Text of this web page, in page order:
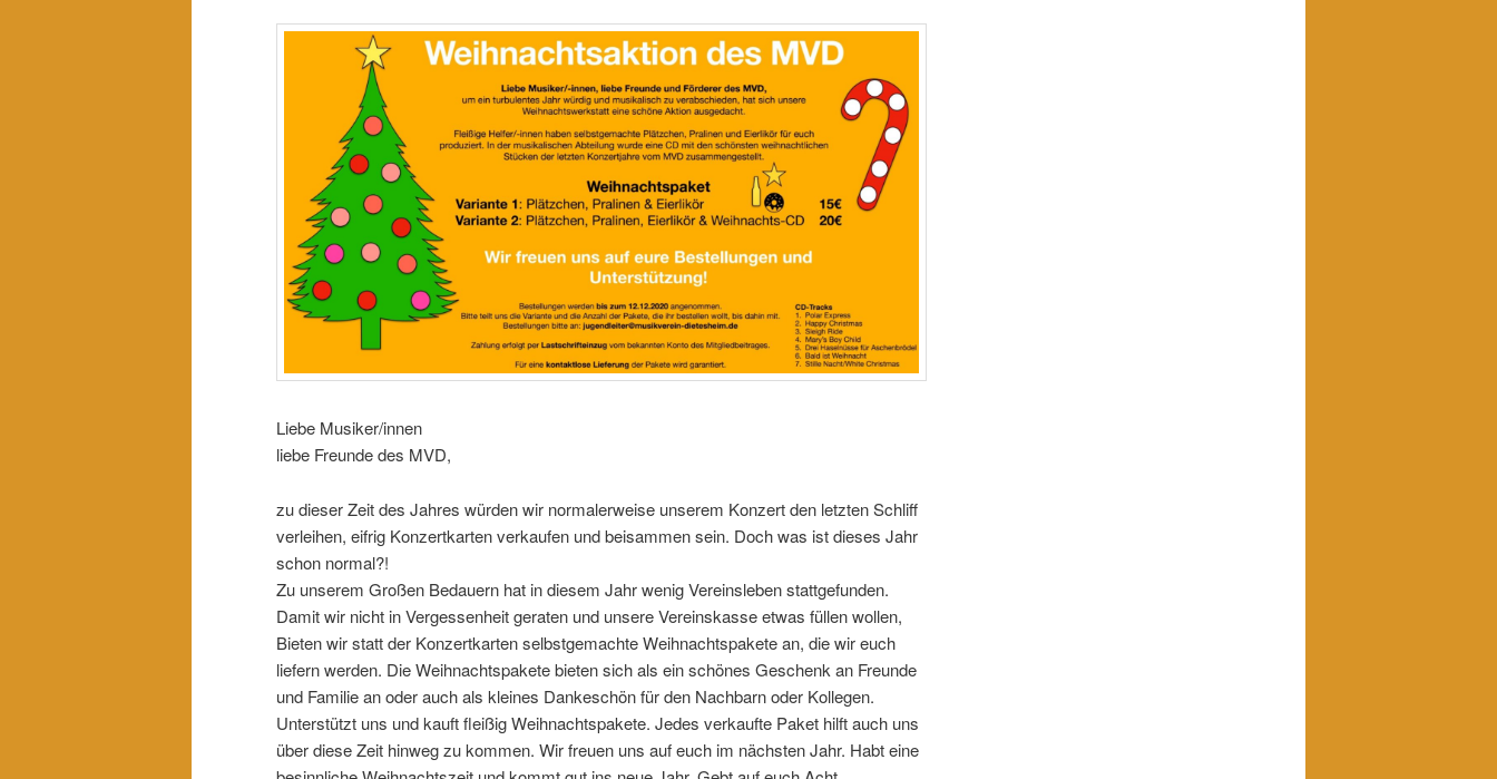
Liebe Musiker/innen
liebe Freunde des MVD,
zu dieser Zeit des Jahres würden wir normalerweise unserem Konzert den letzten Schliff
verleihen, eifrig Konzertkarten verkaufen und beisammen sein. Doch was ist dieses Jahr
schon normal?!
Zu unserem Großen Bedauern hat in diesem Jahr wenig Vereinsleben stattgefunden.
Damit wir nicht in Vergessenheit geraten und unsere Vereinskasse etwas füllen wollen,
Bieten wir statt der Konzertkarten selbstgemachte Weihnachtspakete an, die wir euch
liefern werden. Die Weihnachtspakete bieten sich als ein schönes Geschenk an Freunde
und Familie an oder auch als kleines Dankeschön für den Nachbarn oder Kollegen.
Unterstützt uns und kauft fleißig Weihnachtspakete. Jedes verkaufte Paket hilft auch uns
über diese Zeit hinweg zu kommen. Wir freuen uns auf euch im nächsten Jahr. Habt eine